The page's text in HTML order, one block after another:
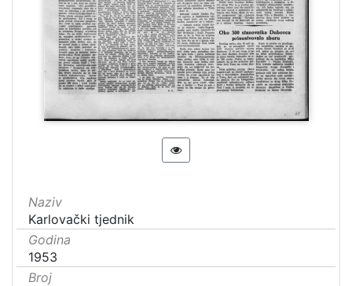
Naziv
Karlovački tjednik
Godina
1953
Broj